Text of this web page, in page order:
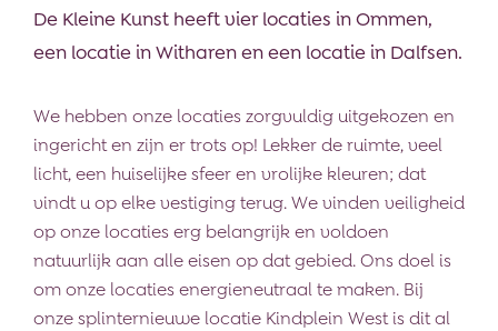
De Kleine Kunst heeft vier locaties in Ommen,
een locatie in Witharen en een locatie in Dalfsen.
We hebben onze locaties zorgvuldig uitgekozen en
ingericht en zijn er trots op! Lekker de ruimte, veel
licht, een huiselijke sfeer en vrolijke kleuren; dat
vindt u op elke vestiging terug. We vinden veiligheid
op onze locaties erg belangrijk en voldoen
natuurlijk aan alle eisen op dat gebied. Ons doel is
om onze locaties energieneutraal te maken. Bij
onze splinternieuwe locatie Kindplein West is dit al